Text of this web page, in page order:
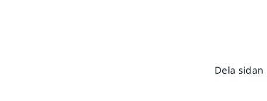
Dela sidan